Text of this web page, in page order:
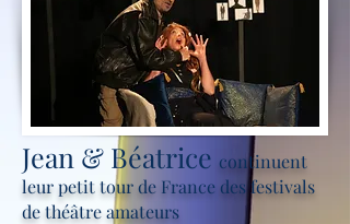
Jean & Béatrice continuent
leur petit tour de France des festivals
de théâtre amateurs